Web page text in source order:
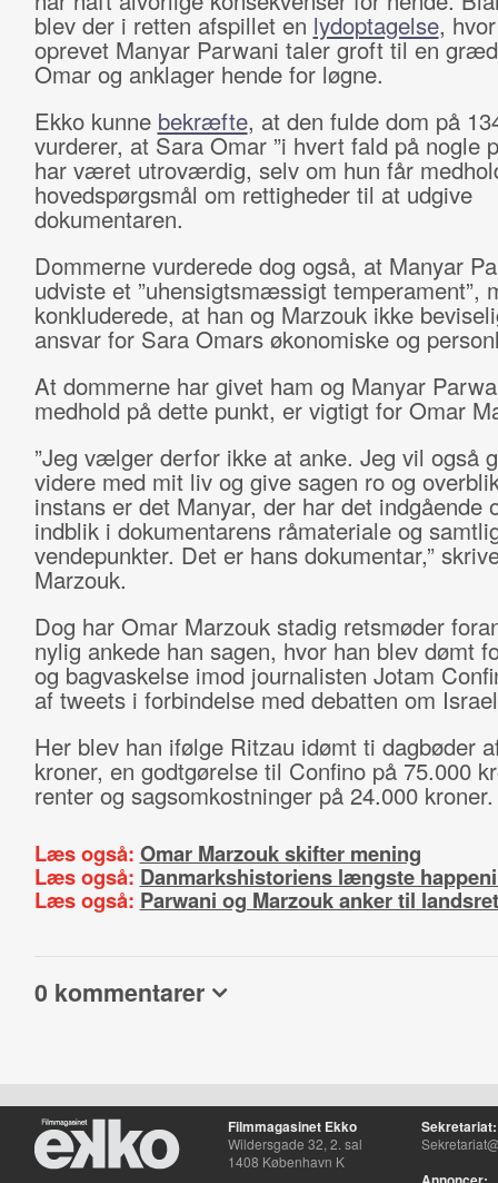
blev der i retten afspillet en lydoptagelse,
oprevet Manyar Parwani taler groft til en
Omar og anklager hende for løgne.
Ekko kunne bekræfte, at den fulde dom på
vurderer, at Sara Omar ”i hvert fald på nogle
har været utroværdig, selv om hun får
hovedspørgsmål om rettigheder til at udgive
dokumentaren.
Dommerne vurderede dog også, at Manyar
udviste et ”uhensigtsmæssigt temperament”,
konkluderede, at han og Marzouk ikke
ansvar for Sara Omars økonomiske og
At dommerne har givet ham og Manyar
medhold på dette punkt, er vigtigt for Omar
”Jeg vælger derfor ikke at anke. Jeg vil også
videre med mit liv og give sagen ro og
instans er det Manyar, der har det indgående
indblik i dokumentarens råmateriale og
vendepunkter. Det er hans dokumentar,”
Marzouk.
Dog har Omar Marzouk stadig retsmøder
nylig ankede han sagen, hvor han blev dømt
og bagvaskelse imod journalisten Jotam
af tweets i forbindelse med debatten om
Her blev han ifølge Ritzau idømt ti dagbøder
kroner, en godtgørelse til Confino på 75.000
renter og sagsomkostninger på 24.000 kroner.
Læs også: Omar Marzouk skifter mening
Læs også: Danmarkshistoriens længste
Læs også: Parwani og Marzouk anker til
0 kommentarer
Filmmagasinet Ekko
Wildersgade 32, 2. sal
1408 København K
Sekretariat: